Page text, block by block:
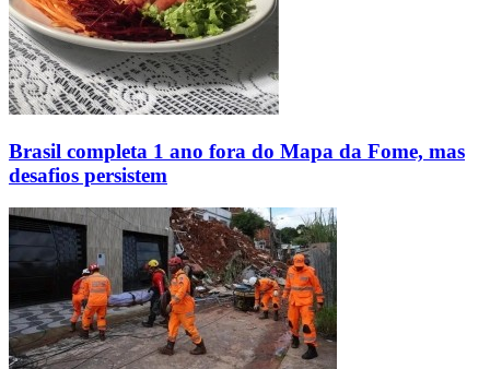
Brasil completa 1 ano fora do Mapa da Fome, mas
desafios persistem